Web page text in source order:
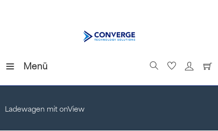
Menü
Ladewagen mit onView